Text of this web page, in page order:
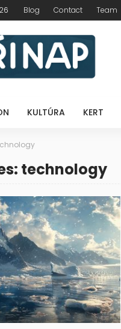
Blog Contact Team
KULTÚRA KERT
technology